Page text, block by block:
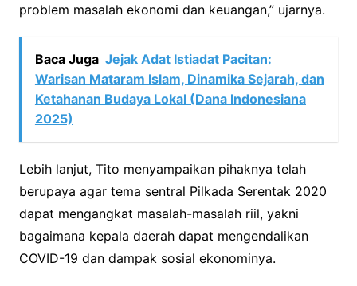
problem masalah ekonomi dan keuangan,” ujarnya.
Baca Juga Jejak Adat Istiadat Pacitan:
Warisan Mataram Islam, Dinamika Sejarah, dan
Ketahanan Budaya Lokal (Dana Indonesiana
2025)
Lebih lanjut, Tito menyampaikan pihaknya telah
berupaya agar tema sentral Pilkada Serentak 2020
dapat mengangkat masalah-masalah riil, yakni
bagaimana kepala daerah dapat mengendalikan
COVID-19 dan dampak sosial ekonominya.